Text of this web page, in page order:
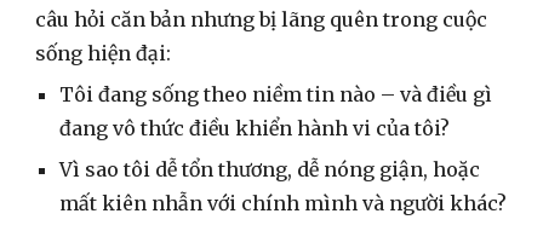
câu hỏi căn bản nhưng bị lãng quên trong cuộc
sống hiện đại:
Tôi đang sống theo niềm tin nào – và điều gì
đang vô thức điều khiển hành vi của tôi?
Vì sao tôi dễ tổn thương, dễ nóng giận, hoặc
mất kiên nhẫn với chính mình và người khác?